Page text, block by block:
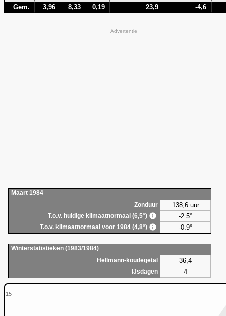
Gem.
3,96 8,33 0,19 23,9 -4,6
Advertentie
Maart 1984
Zonduur
138,6 uur
T.o.v. huidige klimaatnormaal (6,5°) -2.5°
T.o.v. klimaatnormaal voor 1984 (4,8°) -0.9°
Winterstatistieken (1983/1984)
Hellmann-koudegetal
36,4
IJsdagen 4
15